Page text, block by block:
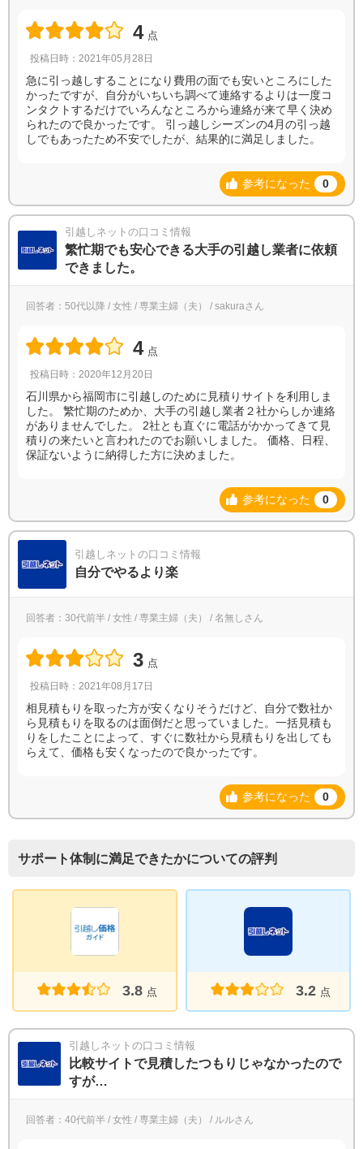
4 点
投稿日時：2021年05月28日
急に引っ越しすることになり費用の面でも安いところにした
かったですが、自分がいちいち調べて連絡するよりは一度コ
ンタクトするだけでいろんなところから連絡が来て早く決め
られたので良かったです。 引っ越しシーズンの4月の引っ越
しでもあったため不安でしたが、結果的に満足しました。
参考になった 0
引越しネットの口コミ情報
繁忙期でも安心できる大手の引越し業者に依頼
できました。
回答者：50代以降 / 女性 / 専業主婦（夫） / sakuraさん
4 点
投稿日時：2020年12月20日
石川県から福岡市に引越しのために見積りサイトを利用しま
した。 繁忙期のためか、大手の引越し業者２社からしか連絡
がありませんでした。 2社とも直ぐに電話がかかってきて見
積りの来たいと言われたのでお願いしました。 価格、日程、
保証ないように納得した方に決めました。
参考になった 0
引越しネットの口コミ情報
自分でやるより楽
回答者：30代前半 / 女性 / 専業主婦（夫） / 名無しさん
3 点
投稿日時：2021年08月17日
相見積もりを取った方が安くなりそうだけど、自分で数社か
ら見積もりを取るのは面倒だと思っていました。一括見積も
りをしたことによって、すぐに数社から見積もりを出しても
らえて、価格も安くなったので良かったです。
参考になった 0
サポート体制に満足できたかについての評判
3.8 点 3.2 点
引越しネットの口コミ情報
比較サイトで見積したつもりじゃなかったので
すが…
回答者：40代前半 / 女性 / 専業主婦（夫） / ルルさん